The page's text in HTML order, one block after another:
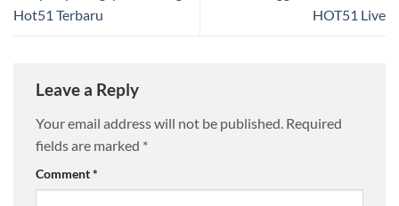
Hot51 Terbaru
HOT51 Live
Leave a Reply
Your email address will not be published. Required
fields are marked *
Comment*